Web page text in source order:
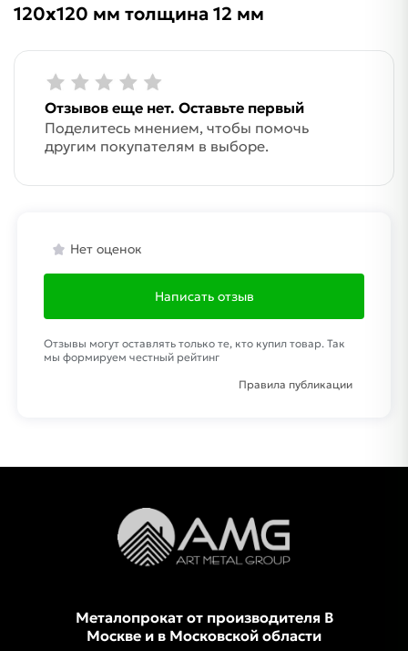
120х120 мм толщина 12 мм
Отзывов еще нет. Оставьте первый
Поделитесь мнением, чтобы помочь
другим покупателям в выборе.
Нет оценок
Написать отзыв
Отзывы могут оставлять только те, кто купил товар. Так
мы формируем честный рейтинг
Правила публикации
Металопрокат от производителя В
Москве и в Московской области